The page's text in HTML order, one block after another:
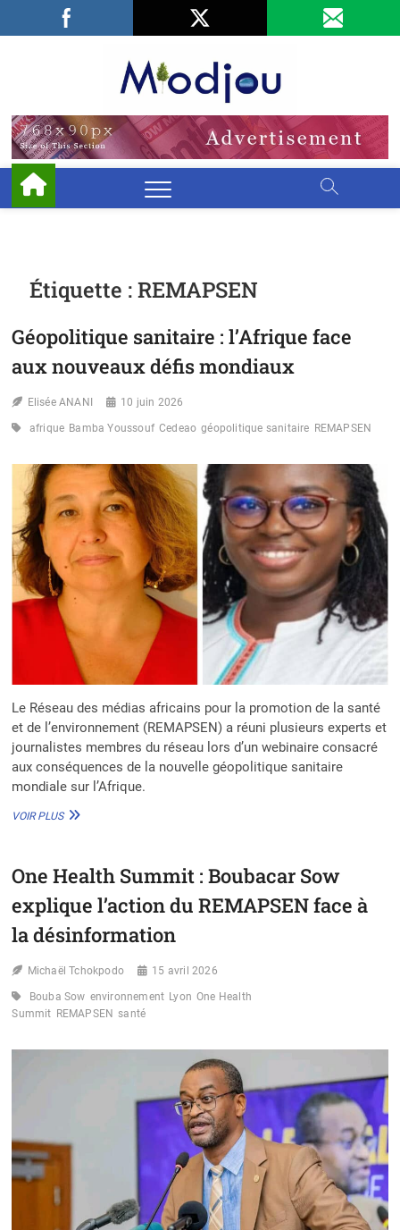
Facebook
LinkedIn
Étiquette :REMAPSEN
Géopolitique sanitaire : l’Afrique face
aux nouveaux défis mondiaux
Elisée ANANI 10 juin 2026
afrique Bamba Youssouf Cedeao géopolitique sanitaire REMAPSEN
Le Réseau des médias africains pour la promotion de la santé
et de l’environnement (REMAPSEN) a réuni plusieurs experts et
journalistes membres du réseau lors d’un webinaire consacré
aux conséquences de la nouvelle géopolitique sanitaire
mondiale sur l’Afrique.
VOIR PLUSGÉOPOLITIQUE
FACE
NOUVEAUX
DÉFIS
MONDIAUX
One Health Summit : Boubacar Sow
explique l’action du REMAPSEN face à
la désinformation
Michaël Tchokpodo 15 avril 2026
Bouba Sow environnement Lyon One Health
Summit REMAPSEN santé